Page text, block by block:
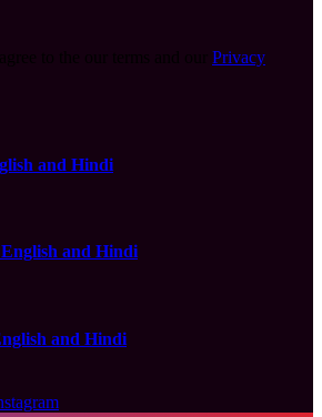
Privacy
and Hindi
and Hindi
and Hindi